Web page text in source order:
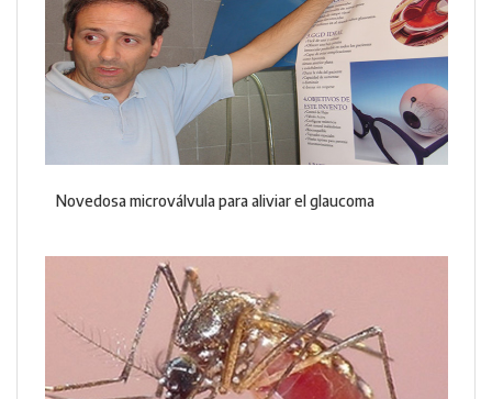
Novedosa microválvula para aliviar el glaucoma